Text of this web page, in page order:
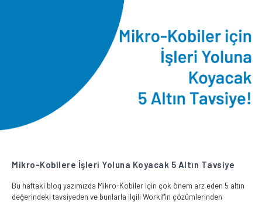
Mikro-Kobilere İşleri Yoluna Koyacak 5 Altın Tavsiye
Bu haftaki blog yazımızda Mikro-Kobiler için çok önem arz eden 5 altın
değerindeki tavsiyeden ve bunlarla ilgili Workif'in çözümlerinden